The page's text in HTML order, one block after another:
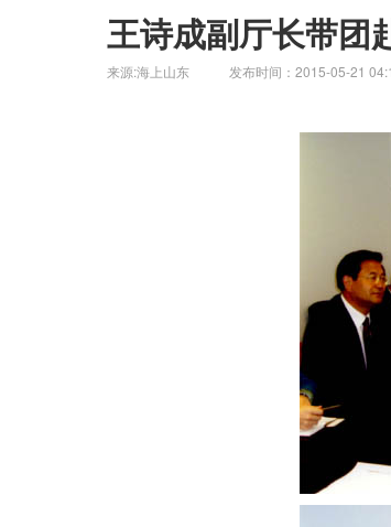
王诗成副厅长带团
来源:海上山东 发布时间：2015-05-21